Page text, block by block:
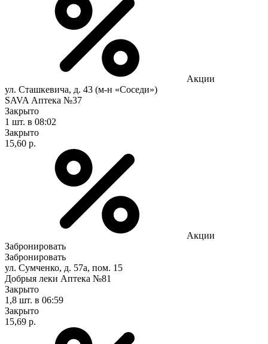
Акции
ул. Сташкевича, д. 43 (м-н «Соседи»)
SAVA Аптека №37
Закрыто
1 шт. в 08:02
Закрыто
15,60 р.
Акции
Забронировать
Забронировать
ул. Сумченко, д. 57а, пом. 15
Добрыя леки Аптека №81
Закрыто
1,8 шт. в 06:59
Закрыто
15,69 р.